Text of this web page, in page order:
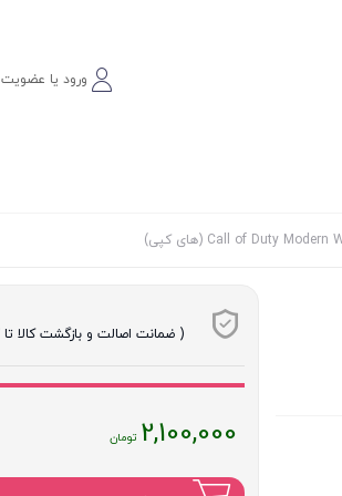
ورود یا عضویت
( ضمانت اصالت و بازگشت کالا تا 7 روز )
2,100,000قیمت
فعلی
: